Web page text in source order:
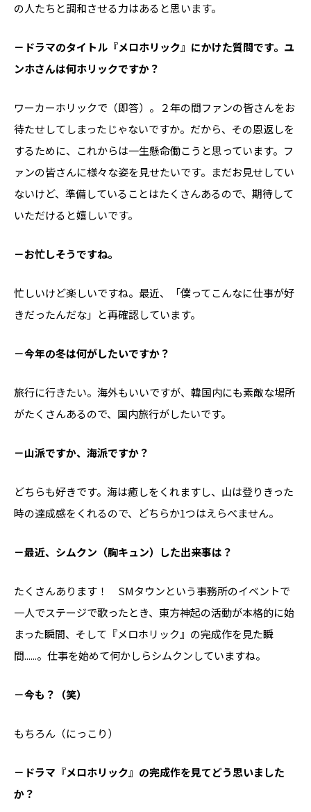
の人たちと調和させる力はあると思います。
－ドラマのタイトル『メロホリック』にかけた質問です。ユ
ンホさんは何ホリックですか？
ワーカーホリックで（即答）。２年の間ファンの皆さんをお
待たせしてしまったじゃないですか。だから、その恩返しを
するために、これからは一生懸命働こうと思っています。フ
ァンの皆さんに様々な姿を見せたいです。まだお見せしてい
ないけど、準備していることはたくさんあるので、期待して
いただけると嬉しいです。
－お忙しそうですね。
忙しいけど楽しいですね。最近、「僕ってこんなに仕事が好
きだったんだな」と再確認しています。
－今年の冬は何がしたいですか？
旅行に行きたい。海外もいいですが、韓国内にも素敵な場所
がたくさんあるので、国内旅行がしたいです。
－山派ですか、海派ですか？
どちらも好きです。海は癒しをくれますし、山は登りきった
時の達成感をくれるので、どちらか1つはえらべません。
－最近、シムクン（胸キュン）した出来事は？
たくさんあります！ SMタウンという事務所のイベントで
一人でステージで歌ったとき、東方神起の活動が本格的に始
まった瞬間、そして『メロホリック』の完成作を見た瞬
間......。仕事を始めて何かしらシムクンしていますね。
－今も？（笑）
もちろん（にっこり）
－ドラマ『メロホリック』の完成作を見てどう思いました
か？